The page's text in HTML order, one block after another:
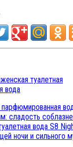
женская туалетная
вода
сладость
вода S8
ночи и сильного